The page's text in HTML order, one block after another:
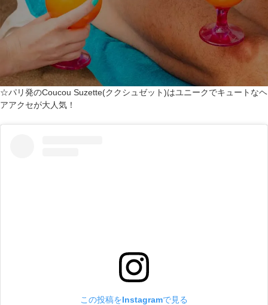
☆パリ発のCoucou Suzette(ククシュゼット)はユニークでキュートなヘ
アアクセが大人気！
この投稿をInstagramで見る